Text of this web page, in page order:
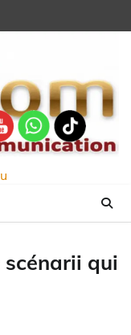
scénarii qui